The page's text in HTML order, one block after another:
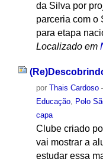
da Silva por
parceria com o
para etapa
Localizado em
por Thais Cardoso
Educação, Polo
capa
Clube criado
vai mostrar a
estudar essa